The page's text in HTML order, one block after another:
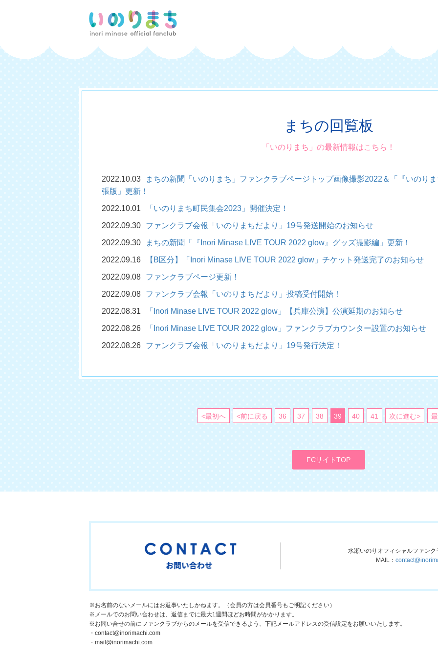
まちの回覧板
「いのりまち」の最新情報はこちら！
2022.10.03
まちの新聞「いのりまち」ファンクラブページトップ画像撮影2022＆「『いのり
張版」更新！
2022.10.01 「いのりまち町民集会2023」開催決定！
2022.09.30 ファンクラブ会報「いのりまちだより」19号発送開始のお知らせ
2022.09.30 まちの新聞「『Inori Minase LIVE TOUR 2022 glow』グッズ撮影編」更新！
2022.09.16 【B区分】「Inori Minase LIVE TOUR 2022 glow」チケット発送完了のお知らせ
2022.09.08 ファンクラブページ更新！
2022.09.08 ファンクラブ会報「いのりまちだより」投稿受付開始！
2022.08.31 「Inori Minase LIVE TOUR 2022 glow」【兵庫公演】公演延期のお知らせ
2022.08.26 「Inori Minase LIVE TOUR 2022 glow」ファンクラブカウンター設置のお知らせ
2022.08.26 ファンクラブ会報「いのりまちだより」19号発行決定！
<最初へ <前に戻る 36 37 38 39 40 41 次に進む>
FCサイトTOP
水瀬いのりオフィシャルファンク
MAIL：
※お名前のないメールにはお返事いたしかねます。（会員の方は会員番号もご明記ください）
※メールでのお問い合わせは、返信までに最大1週間ほどお時間がかかります。
※お問い合せの前にファンクラブからのメールを受信できるよう、下記メールアドレスの受信設定をお願いいたします。
・contact@inorimachi.com
・mail@inorimachi.com